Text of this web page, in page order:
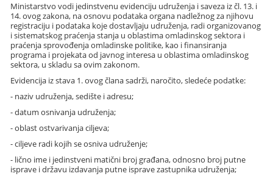
Ministarstvo vodi jedinstvenu evidenciju udruženja i saveza iz čl. 13. i
14. ovog zakona, na osnovu podataka organa nadležnog za njihovu
registraciju i podataka koje dostavljaju udruženja, radi organizovanog
i sistematskog praćenja stanja u oblastima omladinskog sektora i
praćenja sprovođenja omladinske politike, kao i finansiranja
programa i projekata od javnog interesa u oblastima omladinskog
sektora, u skladu sa ovim zakonom.
Evidencija iz stava 1. ovog člana sadrži, naročito, sledeće podatke:
- naziv udruženja, sedište i adresu;
- datum osnivanja udruženja;
- oblast ostvarivanja ciljeva;
- ciljeve radi kojih se osniva udruženje;
- lično ime i jedinstveni matični broj građana, odnosno broj putne
isprave i državu izdavanja putne isprave zastupnika udruženja;